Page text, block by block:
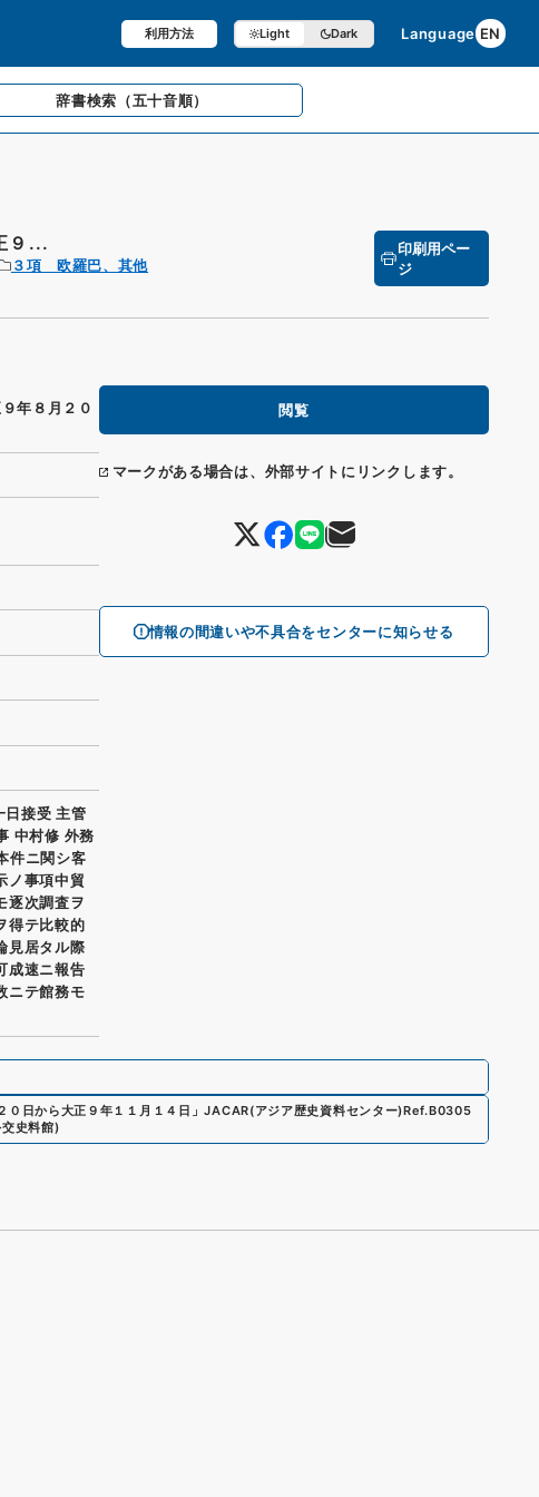
利用方法 Light Dark Language EN
辞書検索 （五十音順）
９...
３項 欧羅巴、其他
印刷用ペー
ジ
閲覧
マークがある場合は、外部サイトにリンクします。
情報の間違いや不具合をセンターに知らせる
年８月２０
日接受 主管
中村修 外務
件ニ関シ客
ノ事項中貿
逐次調査ヲ
得テ比較的
見居タル際
成速ニ報告
ニテ館務モ
０日から大正９年１１月１４日 」JACAR(アジア歴史資料センター)Ref.B0305
史料館)